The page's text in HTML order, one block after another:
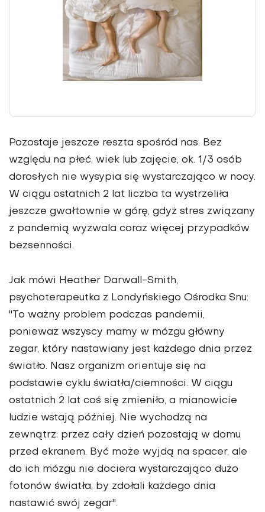
Pozostaje jeszcze reszta spośród nas. Bez
względu na płeć, wiek lub zajęcie, ok. 1/3 osób
dorosłych nie wysypia się wystarczająco w nocy.
W ciągu ostatnich 2 lat liczba ta wystrzeliła
jeszcze gwałtownie w górę, gdyż stres związany
z pandemią wyzwala coraz więcej przypadków
bezsenności.
Jak mówi Heather Darwall-Smith,
psychoterapeutka z Londyńskiego Ośrodka Snu:
"To ważny problem podczas pandemii,
ponieważ wszyscy mamy w mózgu główny
zegar, który nastawiany jest każdego dnia przez
światło. Nasz organizm orientuje się na
podstawie cyklu światła/ciemności. W ciągu
ostatnich 2 lat coś się zmieniło, a mianowicie
ludzie wstają później. Nie wychodzą na
zewnątrz: przez cały dzień pozostają w domu
przed ekranem. Być może wyjdą na spacer, ale
do ich mózgu nie dociera wystarczająco dużo
fotonów światła, by zdołali każdego dnia
nastawić swój zegar".